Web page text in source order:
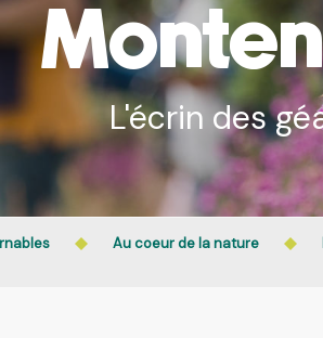
L'écrin des
Au coeur de la nature